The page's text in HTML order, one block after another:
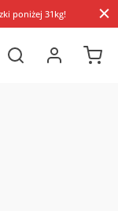
poniżej 31kg!